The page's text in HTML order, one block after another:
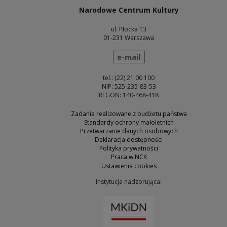
Narodowe Centrum Kultury
ul. Płocka 13
01-231 Warszawa
wyślij wiadomość
e-mail
tel.: (22) 21 00 100
NIP: 525-235-83-53
REGON: 140-468-418
Zadania realizowane z budżetu państwa
Standardy ochrony małoletnich
Przetwarzanie danych osobowych
Deklaracja dostępności
Polityka prywatności
Praca w NCK
Ustawienia cookies
Instytucja nadzorująca: